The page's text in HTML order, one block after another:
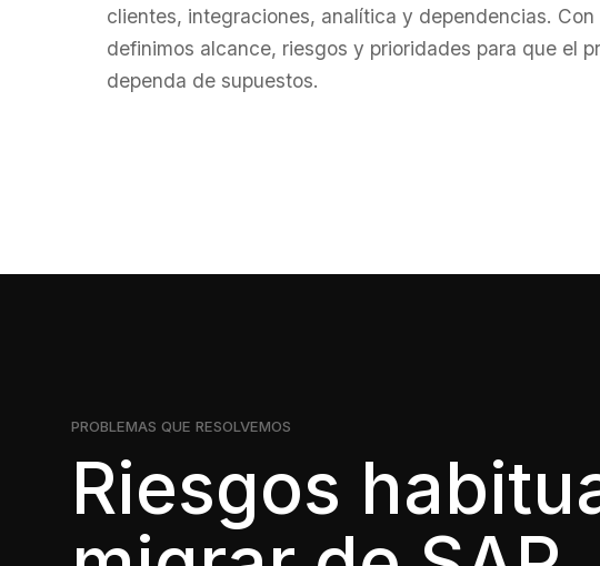
clientes, integraciones, analítica y dependencias. Con
definimos alcance, riesgos y prioridades para que el
dependa de supuestos.
PROBLEMAS QUE RESOLVEMOS
Riesgos